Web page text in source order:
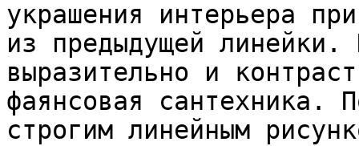
украшения интерьера
из предыдущей
выразительно и
фаянсовая сантехника.
строгим линейным